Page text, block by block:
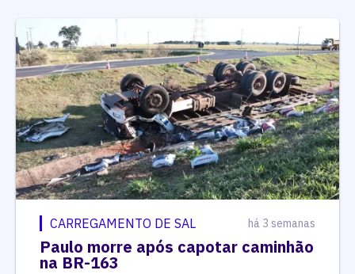
CARREGAMENTO DE SAL há 3 semanas
Paulo morre após capotar caminhão
na BR-163